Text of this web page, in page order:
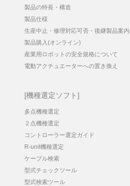
製品の特長・構造
製品仕様
生産中止・修理対応可否・後継製品案内
製品購入(オンライン)
産業用ロボットの安全規格について
電動アクチュエーターへの置き換え
機種選定ソフト
多点機種選定
２点機種選定
コントローラー選定ガイド
R-unit機種選定
ケーブル検索
型式チェックツール
型式検索ツール